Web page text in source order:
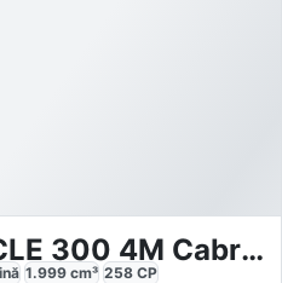
Mercedes-Benz CLE 300 4M Cabrio AMG
1.999 cm³ 258 CP